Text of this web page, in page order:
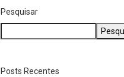
Pesquisar
Posts Recentes